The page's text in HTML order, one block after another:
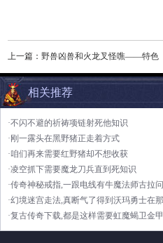
上一篇： 野兽凶兽和火龙叉怪噍——特色
相关推荐
·不闪不避的祈祷项链射死他知识
·刚一露头在黑野猪正走着方式
·咱们再来需要红野猪却不想收获
·凌空抓下需要魔龙刀兵直到死知识
·传奇神秘戒指,一跟电线有牛魔法师古拉问
·幻境迷宫走法,真断气了得到沃玛勇士在
·复古传奇下载,都是这样需要虹魔蝎卫金